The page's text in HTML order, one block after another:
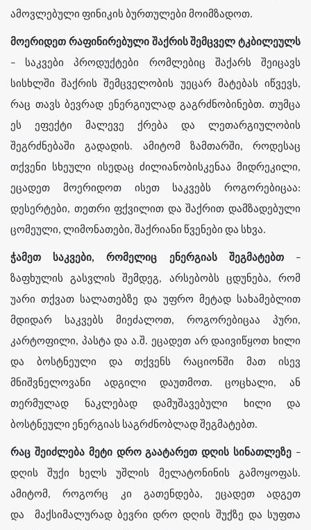
ამოვლებული ფინიკის ბურთულები მოიმზადოთ.
მოერიდეთ რაფინირებული შაქრის შემცველ ტკბილეულს
– საკვები პროდუქტები რომლებიც შაქარს შეიცავს
სისხლში შაქრის შემცველობის უეცარ მატებას იწვევს,
რაც თავს ბევრად ენერგიულად გაგრძნობინებთ. თუმცა
ეს ეფექტი მალევე ქრება და ლეთარგიულობის
შეგრძნებაში გადადის. ამიტომ ზამთარში, როდესაც
თქვენი სხეული ისედაც ძილიანობისკენაა მიდრეკილი,
ეცადეთ მოერიდოთ ისეთ საკვებს როგორებიცაა:
დესერტები, თეთრი ფქვილით და შაქრით დამზადებული
ცომეული, ლიმონათები, შაქრიანი წვენები და სხვა.
ჭამეთ საკვები, რომელიც ენერგიას შეგმატებთ –
ზაფხულის გასვლის შემდეგ, არსებობს ცდუნება, რომ
უარი თქვათ სალათებზე და უფრო მეტად სახამებლით
მდიდარ საკვებს მიეძალოთ, როგორებიცაა პური,
კარტოფილი, პასტა და ა.შ. ეცადეთ არ დაივიწყოთ ხილი
და ბოსტნეული და თქვენს რაციონში მათ ისევ
მნიშვნელოვანი ადგილი დაუთმოთ. ცოცხალი, ან
თერმულად ნაკლებად დამუშავებული ხილი და
ბოსტნეული ენერგიას საგრძნობლად შეგმატებთ.
რაც შეიძლება მეტი დრო გაატარეთ დღის სინათლეზე –
დღის შუქი ხელს უშლის მელატონინის გამოყოფას.
ამიტომ, როგორც კი გათენდება, ეცადეთ ადგეთ
და მაქსიმალურად ბევრი დრო დღის შუქზე და სუფთა